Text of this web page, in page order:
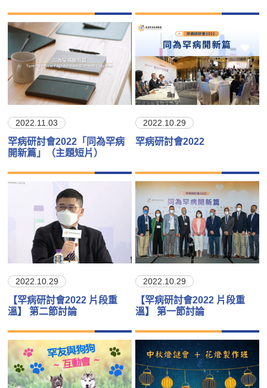
2022.11.03
罕病研討會2022「同為罕病
開新篇」（主題短片）
2022.10.29
罕病研討會2022
2022.10.29
【罕病研討會2022 片段重
溫】 第二節討論
2022.10.29
【罕病研討會2022 片段重
溫】 第一節討論